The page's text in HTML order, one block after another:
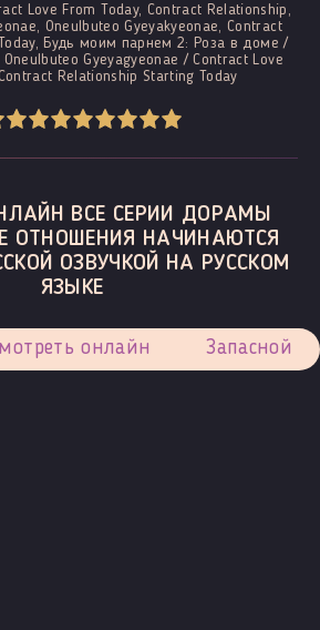
Love From Today, Contract Relationship,
Oneulbuteo Gyeyakyeonae, Contract
Будь моим парнем 2: Роза в доме /
Gyeyagyeonae / Contract Love
Relationship Starting Today
ВСЕ СЕРИИ ДОРАМЫ
ОТНОШЕНИЯ НАЧИНАЮТСЯ
ОЗВУЧКОЙ НА РУССКОМ
ЯЗЫКЕ
онлайн Запасной